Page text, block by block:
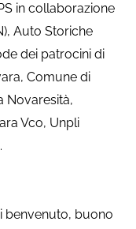
in collaborazione
Auto Storiche
dei patrocini di
Comune di
Novaresità,
Vco, Unpli
benvenuto, buono